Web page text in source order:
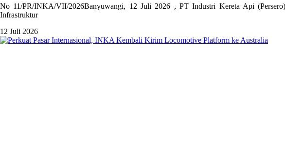
No 11/PR/INKA/VII/2026Banyuwangi, 12 Juli 2026 , PT Industri Kereta Api
Infrastruktur
12 Juli 2026